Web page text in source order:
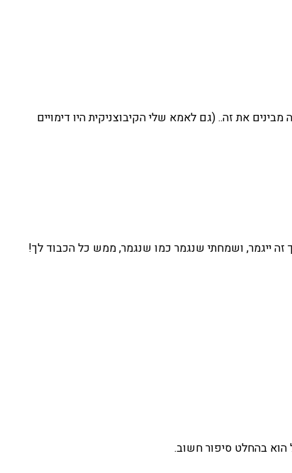
את זה.. (גם לאמא שלי הקיבוצניקית היו דימויים
ייגמר, ושמחתי שנגמר כמו שנגמר, ממש כל הכבוד לך!
הוא בהחלט סיפור חשוב.